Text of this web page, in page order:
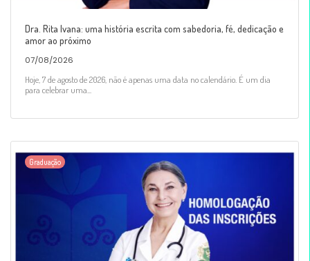
Dra. Rita Ivana: uma história escrita com sabedoria, fé, dedicação e
amor ao próximo
07/08/2026
Hoje, 7 de agosto de 2026, não é apenas uma data no calendário. É um dia
para celebrar uma...
Graduação